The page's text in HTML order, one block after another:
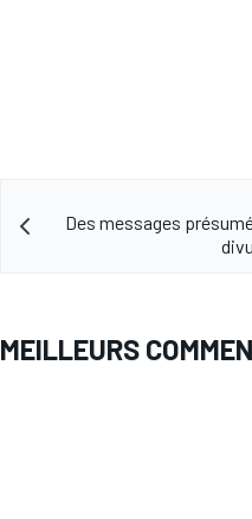
Des messages
MEILLEURS